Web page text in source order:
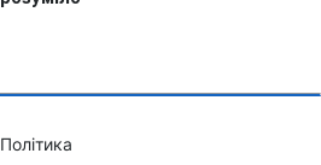
Політика